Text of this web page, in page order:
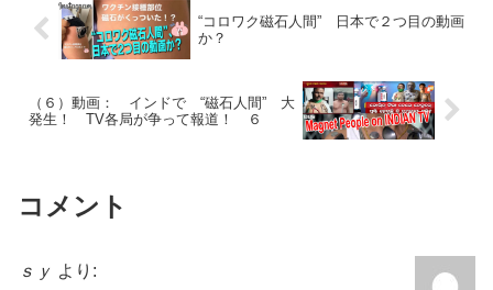
“コロワク磁石人間” 日本で２つ目の動画
か？
（６）動画： インドで “磁石人間” 大
発生！ TV各局が争って報道！ ６
コメント
ｓｙ より: